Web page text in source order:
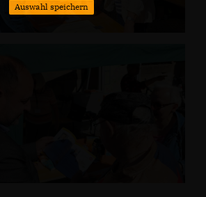
Auswahl speichern